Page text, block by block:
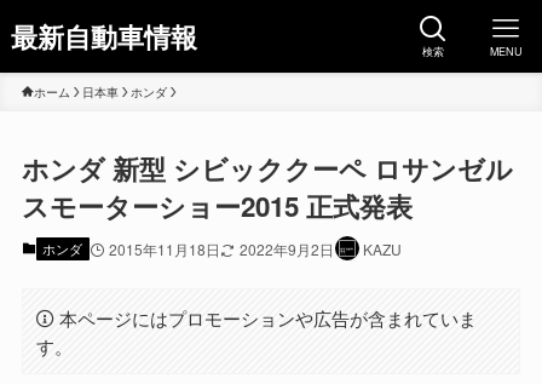
最新自動車情報 検索 MENU
ホーム 日本車 ホンダ
ホンダ 新型 シビッククーペ ロサンゼル
スモーターショー2015 正式発表
ホンダ 2015年11月18日 2022年9月2日 KAZU
本ページにはプロモーションや広告が含まれていま
す。